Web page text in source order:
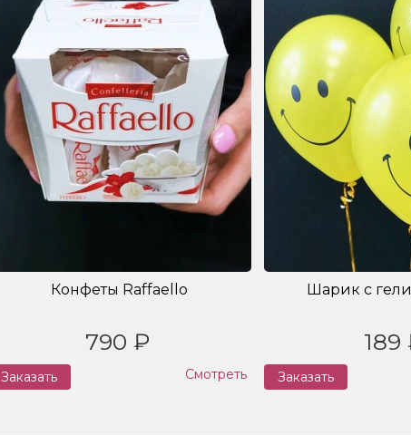
Конфеты Raffaello
790 ₽
Заказать Смотреть
Шарик с
189
Заказать